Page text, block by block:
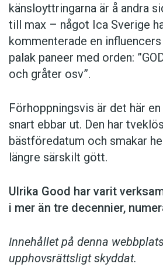
känsloyttringarna är å andra
till max – något Ica Sverige
kommen­terade en
palak paneer med orden:
och gråter osv”.
Förhoppningsvis är det här
snart ebbar ut. Den har
bästföredatum och smakar
längre särskilt gött.
Ulrika Good har varit
i mer än tre decennier,
Innehållet på denna
upphovsrättsligt skyddat.